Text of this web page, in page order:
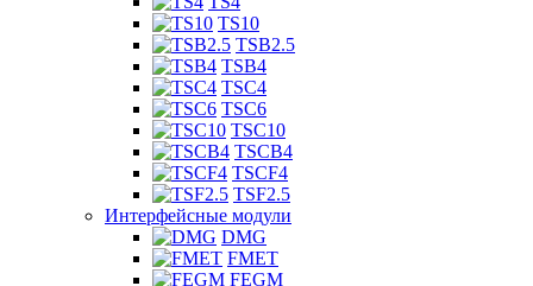
TS10
TSB2.5
TSB4
TSC4
TSC6
TSC10
TSCB4
TSCF4
TSF2.5
Интерфейсные модули
DMG
FMET
FEGM